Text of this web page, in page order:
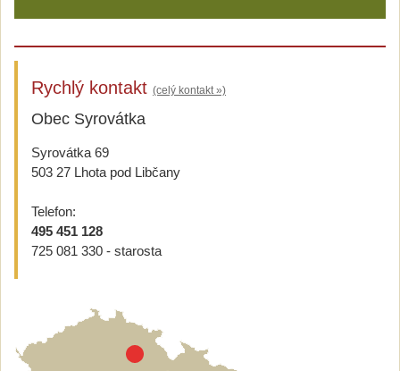
Rychlý kontakt (celý kontakt »)
Obec Syrovátka
Syrovátka 69
503 27 Lhota pod Libčany
Telefon:
495 451 128
725 081 330 - starosta